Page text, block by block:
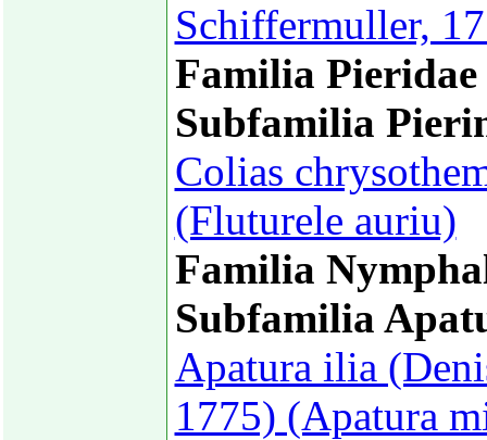
Schiffermuller,
Familia Pieridae
Subfamilia
Colias
(Fluturele auriu)
Familia
Subfamilia
Apatura ilia
1775) (Apatura